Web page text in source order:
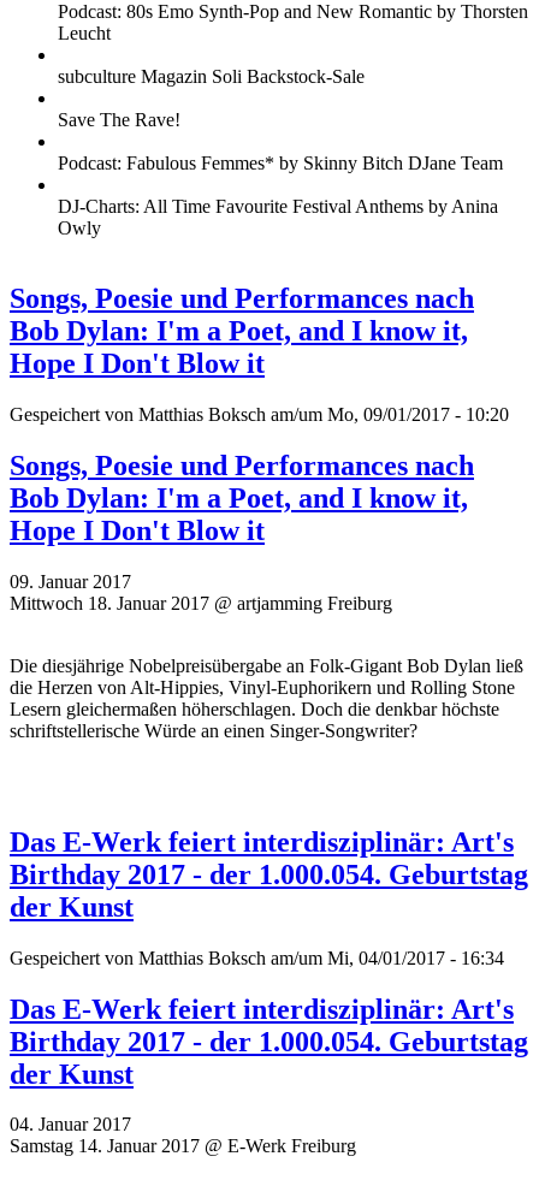
Podcast: 80s Emo Synth-Pop and New Romantic by Thorsten
Leucht
subculture Magazin Soli Backstock-Sale
Save The Rave!
Podcast: Fabulous Femmes* by Skinny Bitch DJane Team
DJ-Charts: All Time Favourite Festival Anthems by Anina
Owly
Songs, Poesie und Performances nach
Bob Dylan: I'm a Poet, and I know it,
Hope I Don't Blow it
Gespeichert von Matthias Boksch am/um Mo, 09/01/2017 - 10:20
Songs, Poesie und Performances nach
Bob Dylan: I'm a Poet, and I know it,
Hope I Don't Blow it
09. Januar 2017
Mittwoch 18. Januar 2017 @ artjamming Freiburg
Die diesjährige Nobelpreisübergabe an Folk-Gigant Bob Dylan ließ
die Herzen von Alt-Hippies, Vinyl-Euphorikern und Rolling Stone
Lesern gleichermaßen höherschlagen. Doch die denkbar höchste
schriftstellerische Würde an einen Singer-Songwriter?
Das E-Werk feiert interdisziplinär: Art's
Birthday 2017 - der 1.000.054. Geburtstag
der Kunst
Gespeichert von Matthias Boksch am/um Mi, 04/01/2017 - 16:34
Das E-Werk feiert interdisziplinär: Art's
Birthday 2017 - der 1.000.054. Geburtstag
der Kunst
04. Januar 2017
Samstag 14. Januar 2017 @ E-Werk Freiburg